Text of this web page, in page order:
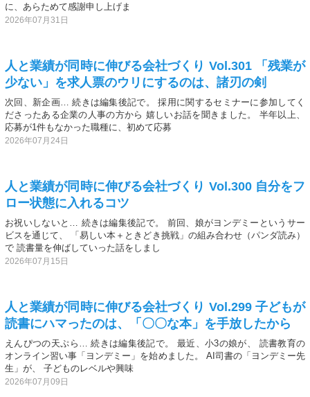
に、あらためて感謝申し上げま
2026年07月31日
人と業績が同時に伸びる会社づくり Vol.301 「残業が
少ない」を求人票のウリにするのは、諸刃の剣
次回、新企画… 続きは編集後記で。 採用に関するセミナーに参加してく
ださったある企業の人事の方から 嬉しいお話を聞きました。 半年以上、
応募が1件もなかった職種に、初めて応募
2026年07月24日
人と業績が同時に伸びる会社づくり Vol.300 自分をフ
ロー状態に入れるコツ
お祝いしないと… 続きは編集後記で。 前回、娘がヨンデミーというサー
ビスを通じて、 「易しい本＋ときどき挑戦」の組み合わせ（パンダ読み）
で 読書量を伸ばしていった話をしまし
2026年07月15日
人と業績が同時に伸びる会社づくり Vol.299 子どもが
読書にハマったのは、「〇〇な本」を手放したから
えんぴつの天ぷら… 続きは編集後記で。 最近、小3の娘が、 読書教育の
オンライン習い事「ヨンデミー」を始めました。 AI司書の「ヨンデミー先
生」が、 子どものレベルや興味
2026年07月09日